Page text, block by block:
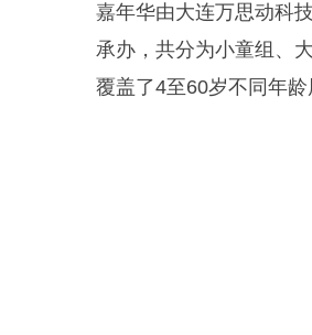
嘉年华由大连万思动科
承办，共分为小童组、
覆盖了4至60岁不同年